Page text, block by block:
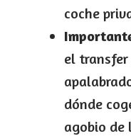
coche
el transfer
dónde
agobio de